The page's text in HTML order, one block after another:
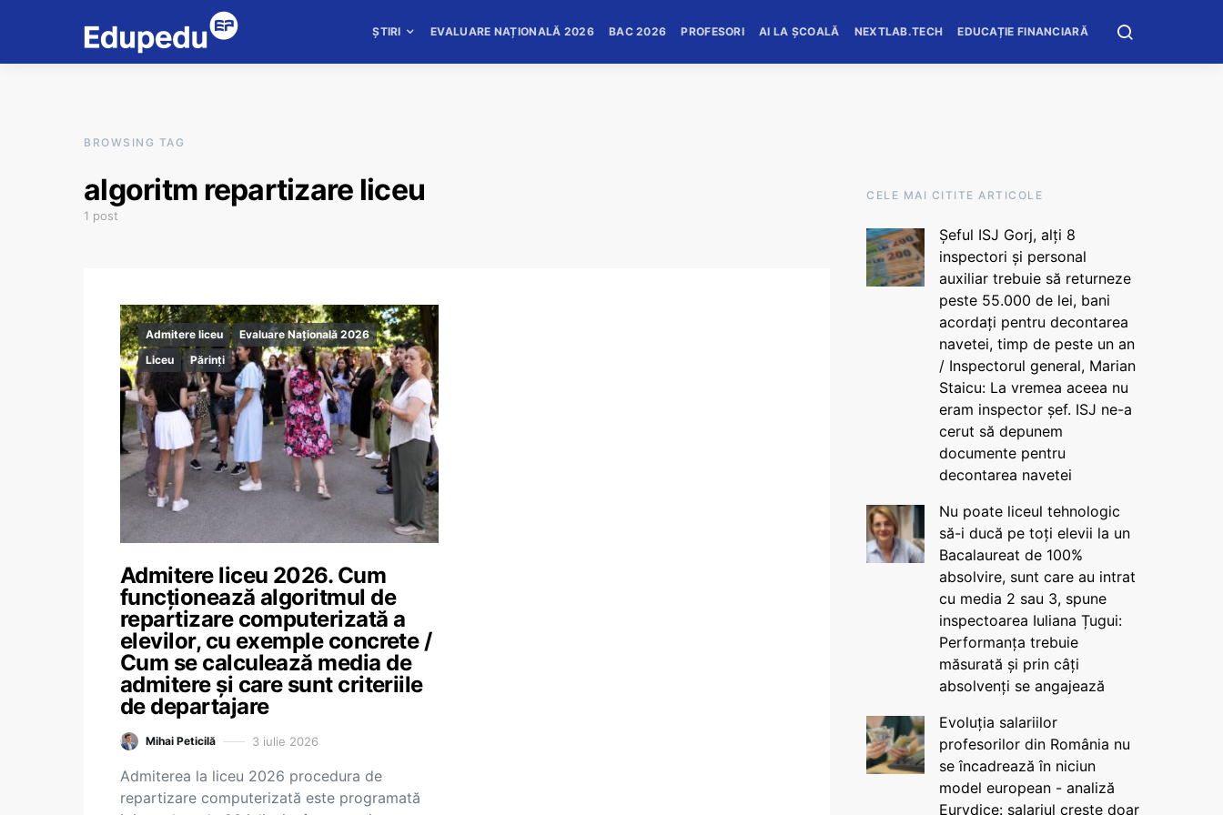
ȘTIRI EVALUARE NAȚIONALĂ 2026 BAC 2026 PROFESORI AI LA ȘCOALĂ NEXTLAB.TECH EDUCAȚIE FINANCIARĂ
BROWSING TAG
algoritm repartizare liceu
1 post
Admitere liceu
Evaluare Națională 2026
Liceu
Părinți
Admitere liceu 2026. Cum
funcționează algoritmul de
repartizare computerizată a
elevilor, cu exemple concrete /
Cum se calculează media de
admitere și care sunt criteriile
de departajare
Mihai Peticilă 3 iulie 2026
Admiterea la liceu 2026 procedura de
repartizare computerizată este programată
CELE MAI CITITE ARTICOLE
Șeful ISJ Gorj, alți 8
inspectori și personal
auxiliar trebuie să returneze
peste 55.000 de lei, bani
acordați pentru decontarea
navetei, timp de peste un an
/ Inspectorul general, Marian
Staicu: La vremea aceea nu
eram inspector șef. ISJ ne-a
cerut să depunem
documente pentru
decontarea navetei
Nu poate liceul tehnologic
să-i ducă pe toți elevii la un
Bacalaureat de 100%
absolvire, sunt care au intrat
cu media 2 sau 3, spune
inspectoarea Iuliana Țugui:
Performanța trebuie
măsurată și prin câți
absolvenți se angajează
Evoluția salariilor
profesorilor din România nu
se încadrează în niciun
model european - analiză
Eurydice: salariul crește doar